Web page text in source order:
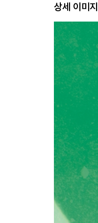
윤나의 편지
상세 이미지